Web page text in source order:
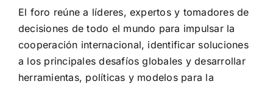
El foro reúne a líderes, expertos y tomadores de
decisiones de todo el mundo para impulsar la
cooperación internacional, identificar soluciones
a los principales desafíos globales y desarrollar
herramientas, políticas y modelos para la